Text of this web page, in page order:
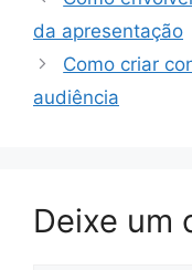
da apresentação
Como criar
audiência
Deixe um